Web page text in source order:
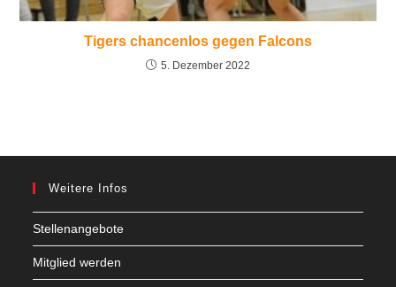
Tigers chancenlos gegen Falcons
5. Dezember 2022
Weitere Infos
Stellenangebote
Mitglied werden